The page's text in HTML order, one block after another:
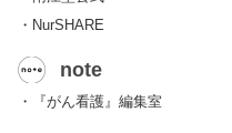
・NurSHARE
note
・『がん看護』編集室